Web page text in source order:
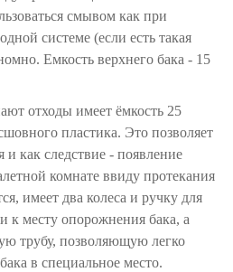
смывом как при
системе (если есть такая
Емкость верхнего бака - 15
отходы имеет ёмкость 25
пластика. Это позволяет
и как следствие - появление
комнате ввиду протекания
имеет два колеса и ручку для
к месту опорожнения бака, а
трубу, позволяющую легко
в специальное место.